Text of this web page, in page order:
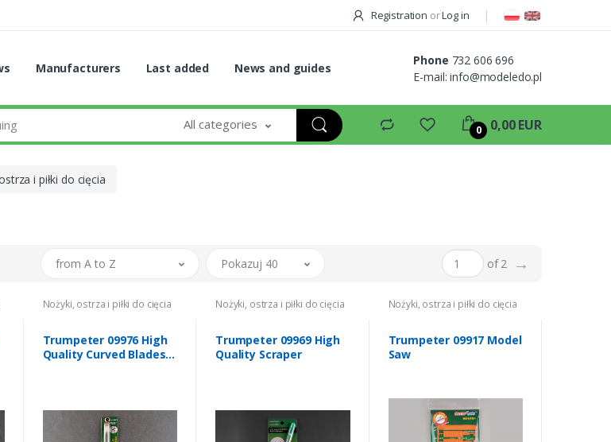
Registration orLog in
Manufacturers Last added News and guides
Phone 732 606 696
E-mail:info@modeledo.pl
All categories 0 0,00 EUR
i piłki do cięcia
from A to Z Pokazuj 40 of 2 →
Nożyki, ostrza i piłki do cięcia
Trumpeter 09976 High
Quality Curved Blades
Nożyki, ostrza i piłki do cięcia
Trumpeter 09969 High
Quality Scraper
Nożyki, ostrza i piłki do cięcia
Trumpeter 09917 Model
Saw